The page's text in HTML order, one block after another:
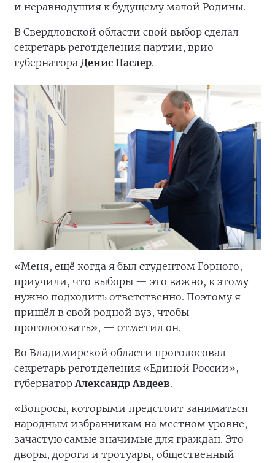
и неравнодушия к будущему малой Родины.
В Свердловской области свой выбор сделал
секретарь реготделения партии, врио
губернатора Денис Паслер.
«Меня, ещё когда я был студентом Горного,
приучили, что выборы — это важно, к этому
нужно подходить ответственно. Поэтому я
пришёл в свой родной вуз, чтобы
проголосовать», — отметил он.
Во Владимирской области проголосовал
секретарь реготделения «Единой России»,
губернаторАлександр Авдеев.
«Вопросы, которыми предстоит заниматься
народным избранникам на местном уровне,
зачастую самые значимые для граждан. Это
дворы, дороги и тротуары, общественный